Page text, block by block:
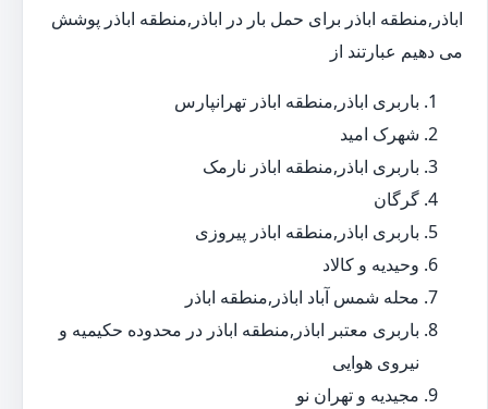
اباذر,منطقه اباذر برای حمل بار در اباذر,منطقه اباذر پوشش
می دهیم عبارتند از
باربری اباذر,منطقه اباذر تهرانپارس
شهرک امید
باربری اباذر,منطقه اباذر نارمک
گرگان
باربری اباذر,منطقه اباذر پیروزی
وحیدیه و کالاد
محله شمس آباد اباذر,منطقه اباذر
باربری معتبر اباذر,منطقه اباذر در محدوده حکیمیه و
نیروی هوایی
مجیدیه و تهران نو